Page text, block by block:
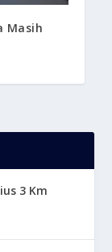
Masih
3 Km